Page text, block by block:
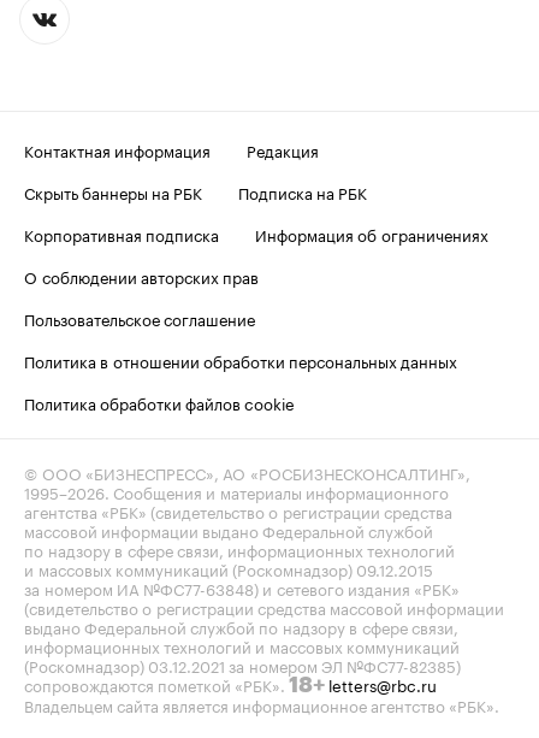
Контактная информация
Редакция
Скрыть баннеры на РБК
Подписка на РБК
Корпоративная подписка
Информация об ограничениях
О соблюдении авторских прав
Пользовательское соглашение
Политика в отношении обработки персональных данных
Политика обработки файлов cookie
© ООО «БИЗНЕСПРЕСС», АО «РОСБИЗНЕСКОНСАЛТИНГ»,
1995–2026 . Сообщения и материалы информационного
агентства «РБК» (свидетельство о регистрации средства
массовой информации выдано Федеральной службой
по надзору в сфере связи, информационных технологий
и массовых коммуникаций (Роскомнадзор) 09.12.2015
за номером ИА №ФС77-63848) и сетевого издания «РБК»
(свидетельство о регистрации средства массовой информации
выдано Федеральной службой по надзору в сфере связи,
информационных технологий и массовых коммуникаций
(Роскомнадзор) 03.12.2021 за номером ЭЛ №ФС77-82385)
сопровождаются пометкой «РБК». 18+ letters@rbc.ru
Владельцем сайта является информационное агентство «РБК».